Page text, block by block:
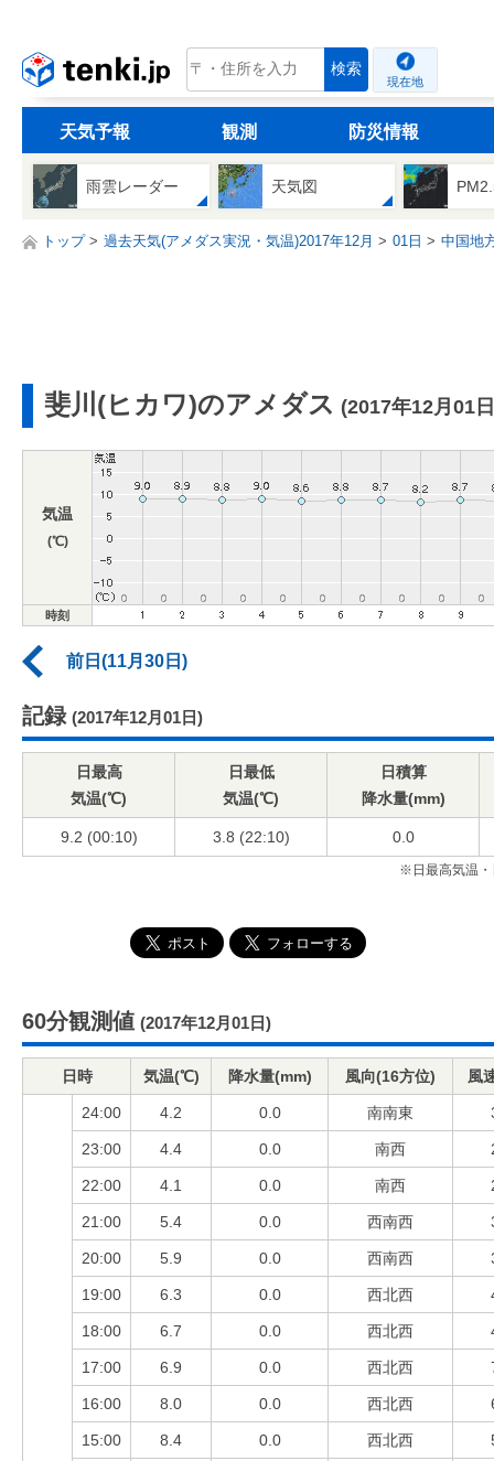
tenki.jp 検索
現在地
天気予報 観測 防災情報
雨雲レーダー 天気図
トップ 過去天気(アメダス実況・気温)2017年12月 01日 中国地
斐川(ヒカワ)のアメダス (2017年12月01
気温
(℃)
時刻
前日(11月30日)
記録 (2017年12月01日)
日最高
気温(℃)
日最低
気温(℃)
日積算
降水量(mm)
9.2 (00:10) 3.8 (22:10) 0.0
※日最高気温・
60分観測値 (2017年12月01日)
日時 気温(℃) 降水量(mm) 風向(16方位) 風
24:00 4.2 0.0 南南東
23:00 4.4 0.0 南西
22:00 4.1 0.0 南西
21:00 5.4 0.0 西南西
20:00 5.9 0.0 西南西
19:00 6.3 0.0 西北西
18:00 6.7 0.0 西北西
17:00 6.9 0.0 西北西
16:00 8.0 0.0 西北西
15:00 8.4 0.0 西北西